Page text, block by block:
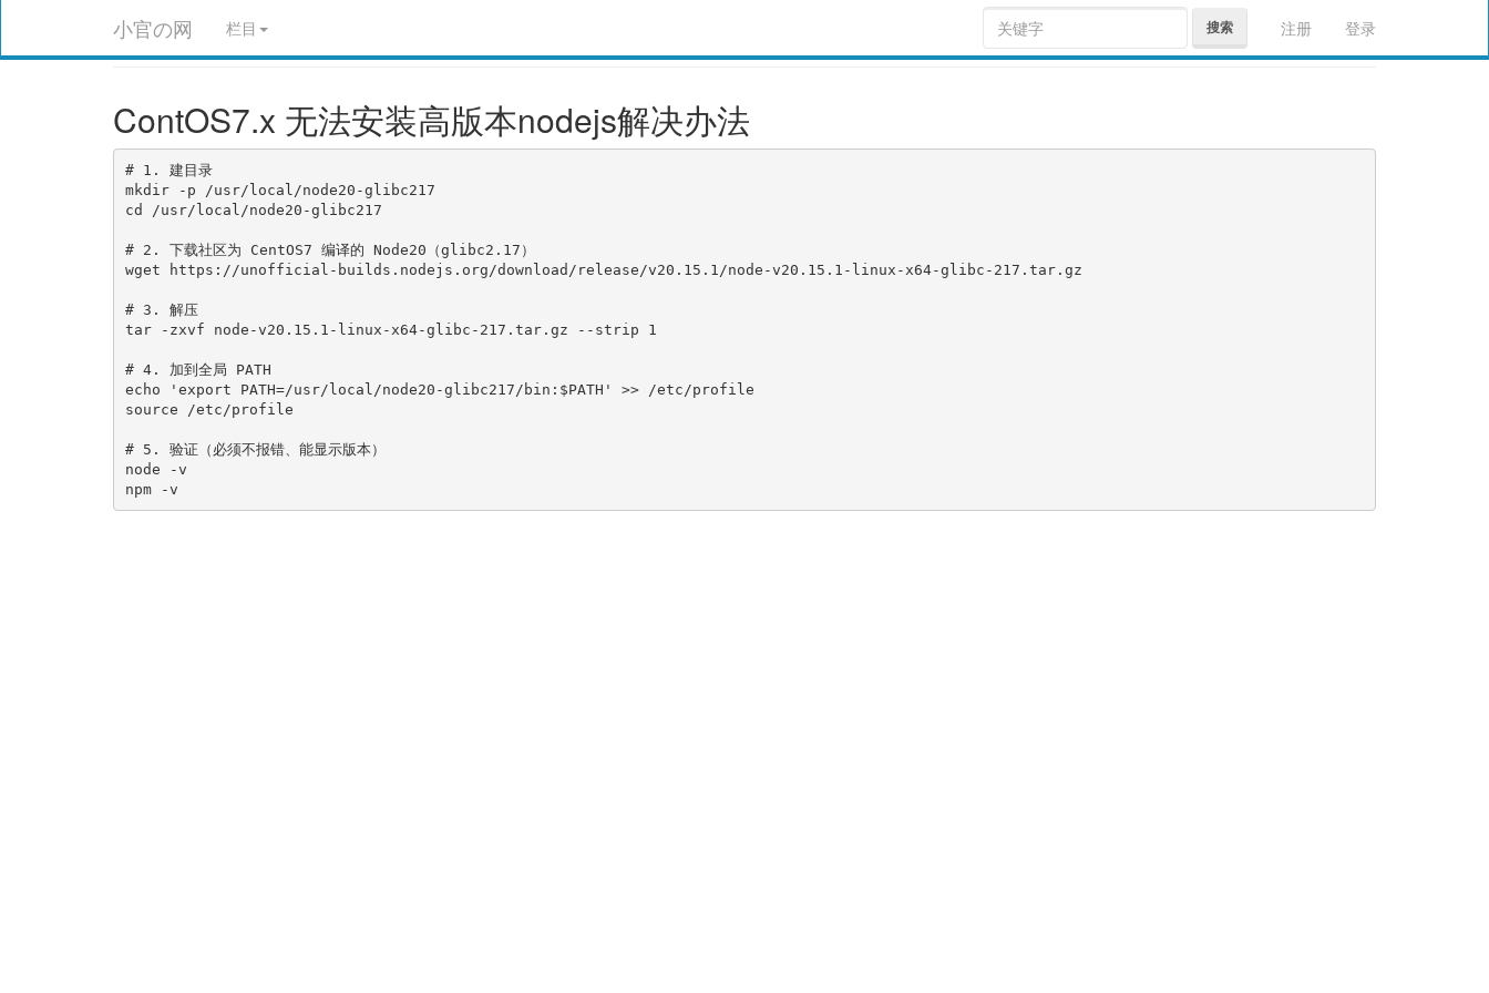
小官の网 栏目 注册 登录
搜索
ContOS7.x 无法安装高版本nodejs解决办法
# 1. 建目录
mkdir -p /usr/local/node20-glibc217
cd /usr/local/node20-glibc217
# 2. 下载社区为 CentOS7 编译的 Node20（glibc2.17）
wget https://unofficial-builds.nodejs.org/download/release/v20.15.1/node-v20.15.1-linux-x64-glibc-217.tar.gz
# 3. 解压
tar -zxvf node-v20.15.1-linux-x64-glibc-217.tar.gz --strip 1
# 4. 加到全局 PATH
echo 'export PATH=/usr/local/node20-glibc217/bin:$PATH' >> /etc/profile
source /etc/profile
# 5. 验证（必须不报错、能显示版本）
node -v
npm -v